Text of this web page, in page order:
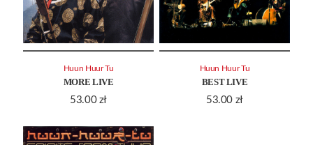
MORE LIVE
53.00 zł
Huun Huur Tu
BEST LIVE
53.00 zł
Huun Huur Tu